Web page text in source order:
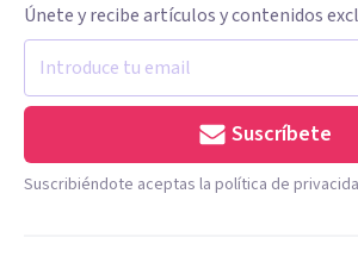
Únete y recibe artículos y contenidos
Suscríbete
Suscribiéndote aceptas la política de